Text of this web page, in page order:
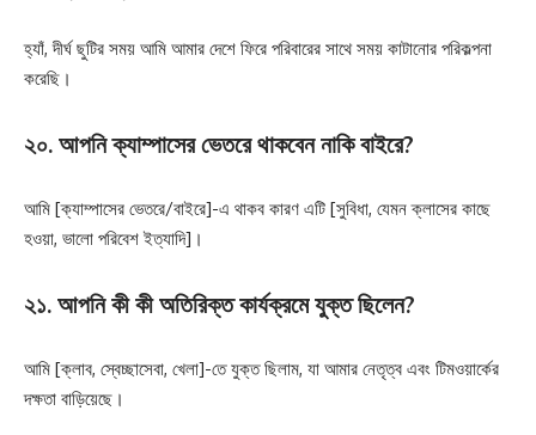
হ্যাঁ, দীর্ঘ ছুটির সময় আমি আমার দেশে ফিরে পরিবারের সাথে সময় কাটানোর পরিকল্পনা
করেছি।
২০. আপনি ক্যাম্পাসের ভেতরে থাকবেন নাকি বাইরে?
আমি [ক্যাম্পাসের ভেতরে/বাইরে]-এ থাকব কারণ এটি [সুবিধা, যেমন ক্লাসের কাছে
হওয়া, ভালো পরিবেশ ইত্যাদি]।
২১. আপনি কী কী অতিরিক্ত কার্যক্রমে যুক্ত ছিলেন?
আমি [ক্লাব, স্বেচ্ছাসেবা, খেলা]-তে যুক্ত ছিলাম, যা আমার নেতৃত্ব এবং টিমওয়ার্কের
দক্ষতা বাড়িয়েছে।